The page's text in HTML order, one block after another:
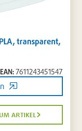
transparent,
EAN:7611243451547
artikel